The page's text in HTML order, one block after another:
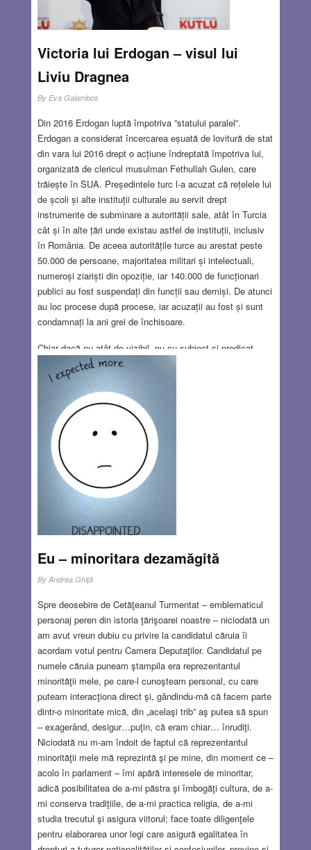
Victoria lui Erdogan – visul lui
Liviu Dragnea
By Eva Galambos
Din 2016 Erdogan luptă împotriva ”statului paralel”.
Erdogan a considerat încercarea eșuată de lovitură de stat
din vara lui 2016 drept o acțiune îndreptată împotriva lui,
organizată de clericul musulman Fethullah Gulen, care
trăiește în SUA. Președintele turc l-a acuzat că rețelele lui
de școli și alte instituții culturale au servit drept
instrumente de subminare a autorității sale, atât în Turcia
cât și în alte țări unde existau astfel de instituții, inclusiv
în România. De aceea autoritățile turce au arestat peste
50.000 de persoane, majoritatea militari și intelectuali,
numeroși ziariști din opoziție, iar 140.000 de funcționari
publici au fost suspendați din funcții sau demiși. De atunci
au loc procese după procese, iar acuzații au fost și sunt
condamnați la ani grei de închisoare.
Chiar dacă nu atât de vizibil, nu cu subiect și predicat,
tendințe de acaparare a puterii, de dominație autocrată, de
subminare a unor instituții menite să mențină echilibrul
puterii în stat între cele trei ramuri se manifestă din ce în
ce mai mult chiar în țări care se pretind democratice…
Read more…
JUN 28, 2018
Eu – minoritara dezamăgită
By Andrea Ghiţă
Spre deosebire de Cetăţeanul Turmentat – emblematicul
personaj peren din istoria ţărişoarei noastre – niciodată un
am avut vreun dubiu cu privire la candidatul căruia îi
acordam votul pentru Camera Deputaţilor. Candidatul pe
numele căruia puneam ştampila era reprezentantul
minorităţii mele, pe care-l cunoşteam personal, cu care
puteam interacţiona direct şi, gândindu-mă că facem parte
dintr-o minoritate mică, din „acelaşi trib” aş putea să spun
– exagerând, desigur…puţin, că eram chiar… înrudiţi.
Niciodată nu m-am îndoit de faptul că reprezentantul
minorităţii mele mă reprezintă şi pe mine, din moment ce –
acolo în parlament – îmi apără interesele de minoritar,
adică posibilitatea de a-mi păstra şi îmbogăţi cultura, de a-
mi conserva tradiţiile, de a-mi practica religia, de a-mi
studia trecutul şi asigura viitorul; face toate diligenţele
pentru elaborarea unor legi care asigură egalitatea în